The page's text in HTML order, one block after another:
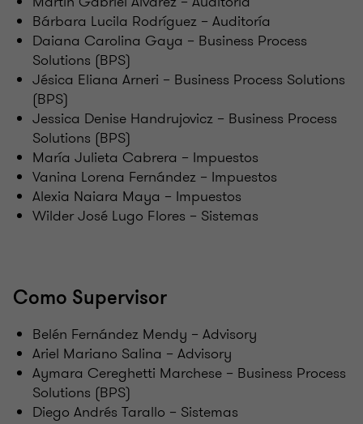
Bárbara Lucila Rodríguez – Auditoría
Daiana Carolina Gaya – Business Process
Solutions (BPS)
Jésica Eliana Arneri – Business Process Solutions
(BPS)
Jessica Denise Handrujovicz – Business Process
Solutions (BPS)
María Julieta Cabrera – Impuestos
Vanina Lorena Fernández – Impuestos
Alexia Naiara Maya – Impuestos
Wilder José Lugo Flores – Sistemas
Como Supervisor
Belén Fernández Mendy – Advisory
Ariel Mariano Salina – Advisory
Aymara Cereghetti Marchese – Business Process
Solutions (BPS)
Diego Andrés Tarallo – Sistemas